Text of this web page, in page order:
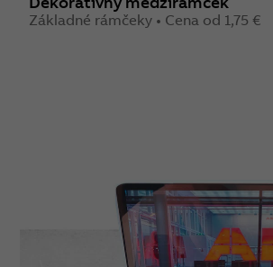
Základné rámčeky • Cena od 1,75 €